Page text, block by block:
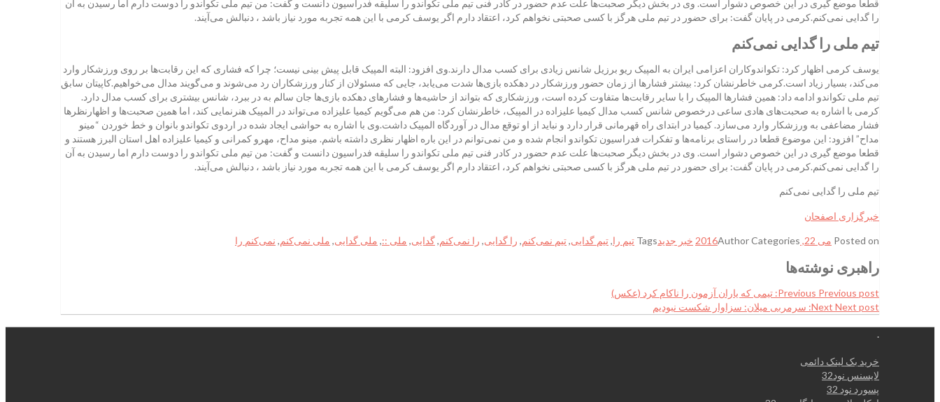
قطعا موضع گیری در این خصوص دشوار است. وی در بخش دیگر صحبت‌ها علت عدم حضور در کادر فنی تیم ملی تکواندو را سلیقه فدراسیون دانست و گفت: من تیم ملی تکواندو را دوست دارم اما رسیدن به آن
را گدایی نمی‌کنم.کرمی در پایان گفت: برای حضور در تیم ملی هرگز با کسی صحبتی نخواهم کرد، اعتقاد دارم اگر یوسف کرمی با این همه تجربه مورد نیاز باشد ، دنبالش می‌آیند.
تیم ملی را گدایی نمی‌کنم
یوسف کرمی اظهار کرد: تکواندوکاران اعزامی ایران به المپیک ریو برزیل شانس زیادی برای کسب مدال دارند.وی افزود: البته المپیک قابل پیش بینی نیست؛ چرا که فشاری که این رقابت‌ها بر روی ورزشکار وارد
می‌کند، بسیار زیاد است.کرمی خاطرنشان کرد: بیشتر فشارها از زمان حضور ورزشکار در دهکده بازی‌ها شدت می‌یابد، جایی که مسئولان از کنار ورزشکاران رد می‌شوند و می‌گویند مدال می‌خواهیم.کاپیتان سابق
تیم ملی تکواندو ادامه داد: همین فشارها المپیک را با سایر رقابت‌ها متفاوت کرده است، ورزشکاری که بتواند از حاشیه‌ها و فشارهای دهکده بازی‌ها جان سالم به در ببرد، شانس بیشتری برای کسب مدال دارد.
کرمی با اشاره به صحبت‌های هادی ساعی درخصوص شانس کسب مدال کیمیا علیزاده در المپیک، خاطرنشان کرد: من هم می‌گویم کیمیا علیزاده می‌تواند در المپیک هنرنمایی کند، اما همین صحبت‌ها و اظهارنظرها
فشار مضاعفی به ورزشکار وارد می‌سازد. کیمیا در ابتدای راه قهرمانی قرار دارد و نباید از او توقع مدال در آوردگاه المپیک داشت.وی با اشاره به حواشی ایجاد شده در اردوی تکواندو بانوان و خط خوردن “مینو
مداح” افزود: این موضوع قطعا در راستای برنامه‌ها و تفکرات فدراسیون تکواندو انجام شده و من نمی‌توانم در این باره اظهار نظری داشته باشم. مینو مداح، مهرو کمرانی و کیمیا علیزاده اهل استان البرز هستند و
قطعا موضع گیری در این خصوص دشوار است. وی در بخش دیگر صحبت‌ها علت عدم حضور در کادر فنی تیم ملی تکواندو را سلیقه فدراسیون دانست و گفت: من تیم ملی تکواندو را دوست دارم اما رسیدن به آن
را گدایی نمی‌کنم.کرمی در پایان گفت: برای حضور در تیم ملی هرگز با کسی صحبتی نخواهم کرد، اعتقاد دارم اگر یوسف کرمی با این همه تجربه مورد نیاز باشد ، دنبالش می‌آیند.
تیم ملی را گدایی نمی‌کنم
خبرگزاری اصفحان
Posted on می 22, 2016 AuthorCategories خبر جدیدTags تیم را,تیم گدایی,تیم نمی‌کنم, را گدایی, را نمی‌کنم,گدایی, ملی ::, ملی گدایی, ملی نمی‌کنم, نمی‌کنم را
راهبری نوشته‌ها
Previous Previous post:
تیمی که یاران آزمون را ناکام کرد (عکس)
Next Next post: سرمربی میلان: سزاوار شکست نبودیم
.
خرید بک لینک دائمی
لایسنس نود32
پسورد نود 32